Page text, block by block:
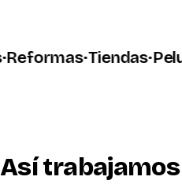
·Tiendas·
Así trabajamos